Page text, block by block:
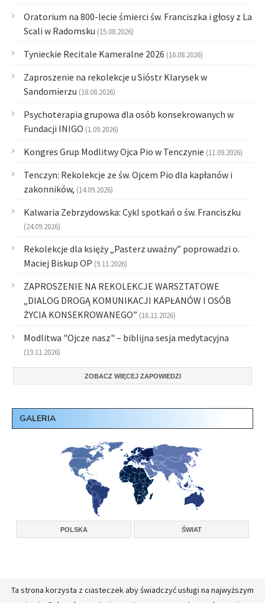
Oratorium na 800-lecie śmierci św. Franciszka i głosy z La
Scali w Radomsku (15.08.2026)
Tynieckie Recitale Kameralne 2026 (16.08.2026)
Zaproszenie na rekolekcje u Sióstr Klarysek w
Sandomierzu (18.08.2026)
Psychoterapia grupowa dla osób konsekrowanych w
Fundacji INIGO (1.09.2026)
Kongres Grup Modlitwy Ojca Pio w Tenczynie (11.09.2026)
Tenczyn: Rekolekcje ze św. Ojcem Pio dla kapłanów i
zakonników, (14.09.2026)
Kalwaria Zebrzydowska: Cykl spotkań o św. Franciszku
(24.09.2026)
Rekolekcje dla księży „Pasterz uważny” poprowadzi o.
Maciej Biskup OP (9.11.2026)
ZAPROSZENIE NA REKOLEKCJE WARSZTATOWE
„DIALOG DROGĄ KOMUNIKACJI KAPŁANÓW I OSÓB
ŻYCIA KONSEKROWANEGO” (16.11.2026)
Modlitwa "Ojcze nasz" – biblijna sesja medytacyjna
(19.11.2026)
ZOBACZ WIĘCEJ ZAPOWIEDZI
GALERIA
POLSKA ŚWIAT
Copyright © 2026, Konferencja Wyższych Przełożonych Zakonów Męskich w
Ta strona korzysta z ciasteczek aby świadczyć usługi na najwyższym